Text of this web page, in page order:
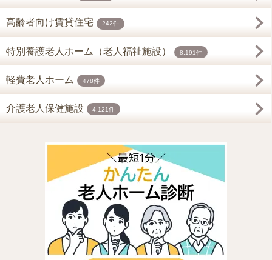
高齢者向け賃貸住宅 242件
特別養護老人ホーム（老人福祉施設） 8,191件
軽費老人ホーム 478件
介護老人保健施設 4,121件